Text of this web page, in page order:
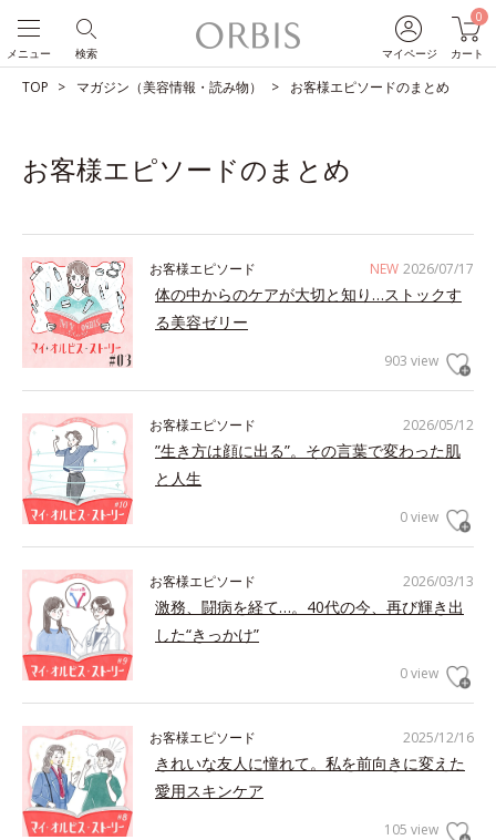
マイページ
0
カート
検索
メニュー
TOP マガジン（美容情報・読み物） お客様エピソードのまとめ
お客様エピソードのまとめ
NEW 2026/07/17
お客様エピソード
体の中からのケアが大切と知り…ストックす
る美容ゼリー
903 view
2026/05/12
お客様エピソード
”生き方は顔に出る”。その言葉で変わった肌
と人生
0 view
2026/03/13
お客様エピソード
激務、闘病を経て…。40代の今、再び輝き出
した“きっかけ”
0 view
2025/12/16
お客様エピソード
きれいな友人に憧れて。私を前向きに変えた
愛用スキンケア
105 view